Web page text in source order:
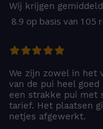
Wij krijgen
8.9 105
Prima en
goede en
P. de Lucht